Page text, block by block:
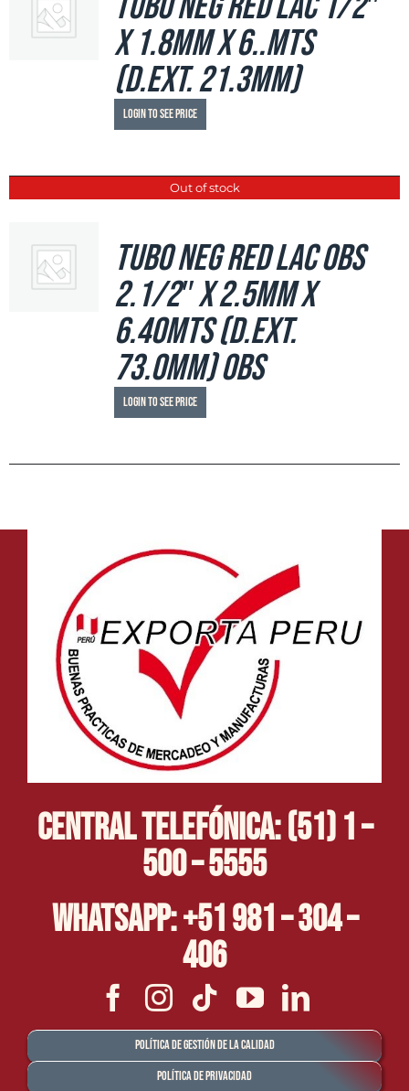
x 1.8mm x 6..mts
(d.ext. 21.3mm)
Login to see price
Out of stock
Tubo Neg Red LAC OBS
2.1/2″ x 2.5mm x
6.40mts (d.ext.
73.0mm) OBS
Login to see price
Central Telefónica: (51) 1 –
500 – 5555
Whatsapp: +51 981 – 304 –
406
Política de Gestión de la Calidad
Política de Privacidad